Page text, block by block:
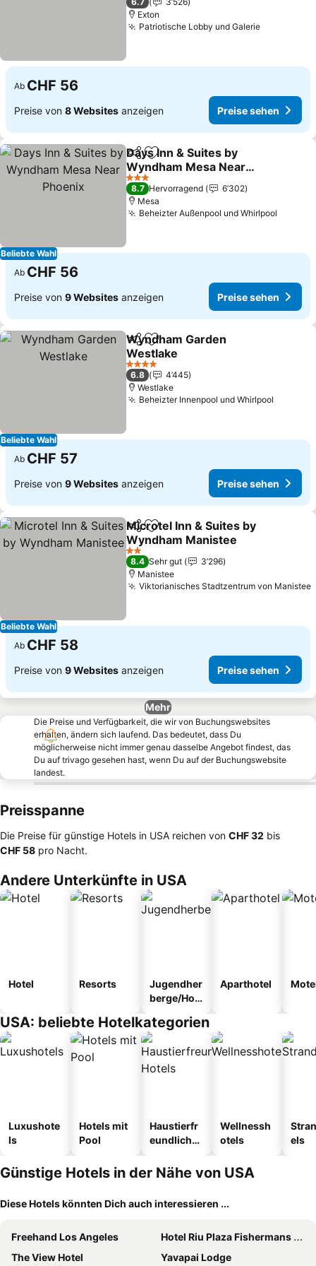
Exton
Patriotische Lobby und GaleriePreise
Ab CHF 56
Preise von 8 Websites anzeigen Preise sehen
Beliebte Wahl
TeilenZu Favoriten hinzufügen
Days Inn & Suites by
Wyndham Mesa Near
Phoenix
Preise sehen
3 Sterne
8.7 Hervorragend
6’302
Mesa
Beheizter Außenpool und Whirlpool
Ab CHF 56
Preise von 9 Websites anzeigen Preise sehen
Beliebte Wahl
TeilenZu Favoriten hinzufügen
Wyndham Garden
Westlake
Preise sehen
4 Sterne
6.8
4’445
Westlake
Beheizter Innenpool und Whirlpool
Ab CHF 57
Preise von 9 Websites anzeigen Preise sehen
Beliebte Wahl
TeilenZu Favoriten hinzufügen
Microtel Inn & Suites by
Wyndham Manistee
Preise sehen
2 Sterne
8.4 Sehr gut
3’296
Manistee
Viktorianisches Stadtzentrum von Manistee
Ab CHF 58
Preise von 9 Websites anzeigen Preise sehen
Mehr
Die Preise und Verfügbarkeit, die wir von Buchungswebsites
erhalten, ändern sich laufend. Das bedeutet, dass Du
möglicherweise nicht immer genau dasselbe Angebot findest, das
Du auf trivago gesehen hast, wenn Du auf der Buchungswebsite
landest.
Preisspanne
Die Preise für günstige Hotels in USA reichen von ‎CHF 32 bis
‎CHF 58 pro Nacht.
Andere Unterkünfte in USA
Hotel Resorts
Jugendher
berge/Hos
Aparthotel
USA: beliebte Hotelkategorien
Luxushote
ls
Hotels mit
Pool
Haustierfr
eundliche
Wellnessh
otels
els
Günstige Hotels in der Nähe von USA
Diese Hotels könnten Dich auch interessieren ...
Freehand Los Angeles
Hotel Riu Plaza Fishermans Wharf
The View Hotel
Yavapai Lodge